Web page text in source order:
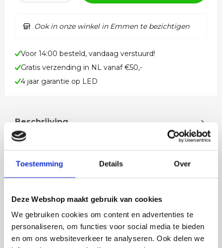
Toestemming Details Over
Deze Webshop maakt gebruik van cookies
We gebruiken cookies om content en advertenties te
personaliseren, om functies voor social media te bieden
en om ons websiteverkeer te analyseren. Ook delen we
Ook in onze winkel in Emmen te bezichtigen
Voor 14:00 besteld, vandaag verstuurd!
Gratis verzending in NL vanaf €50,-
4 jaar garantie op LED
Beschrijving
Plafondlamp design in cacao koffie kleur met
functionele verlichting in hui…